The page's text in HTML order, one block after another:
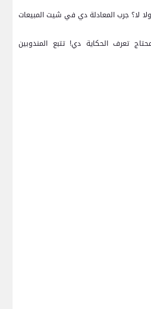
تعرف الحكاية دي! تتبع المندوبين